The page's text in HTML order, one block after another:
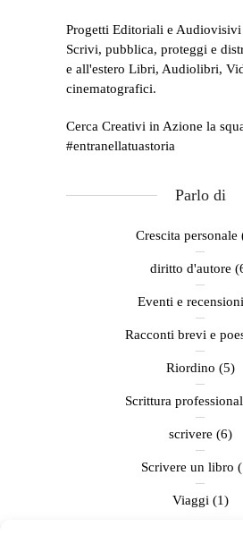
#entranellatuastoria
Parlo di
Crescita personale
diritto d'autore
Riordino
Scrittura professionale
scrivere
Scrivere un libro
Viaggi
Conosciamoci